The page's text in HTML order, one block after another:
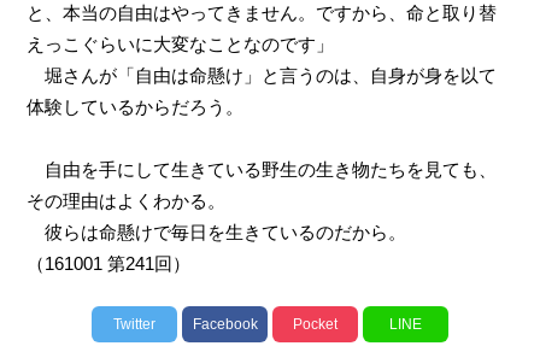
と、本当の自由はやってきません。ですから、命と取り替
えっこぐらいに大変なことなのです」
堀さんが「自由は命懸け」と言うのは、自身が身を以て
体験しているからだろう。
自由を手にして生きている野生の生き物たちを見ても、
その理由はよくわかる。
彼らは命懸けで毎日を生きているのだから。
（161001 第241回）
Twitter Facebook Pocket LINE